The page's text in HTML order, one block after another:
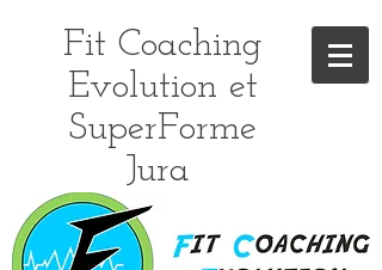
Fit Coaching
Evolution et
SuperForme
Jura